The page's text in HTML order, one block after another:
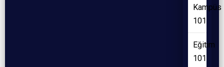
Kampüs
101
Eğitim
101